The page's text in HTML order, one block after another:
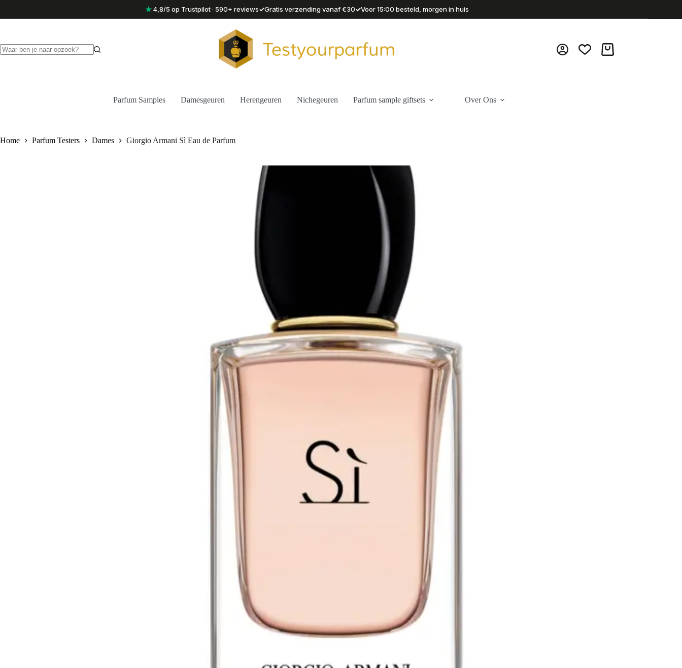
★4,8/5 op Trustpilot · 590+ reviews✓Gratis verzending vanaf €30✓Voor 15:00 besteld, morgen in huis
Winkelwagen
Parfum Samples Damesgeuren Herengeuren Nichegeuren Parfum sample giftsets Over Ons
Home Parfum Testers Dames Giorgio Armani Sì Eau de Parfum